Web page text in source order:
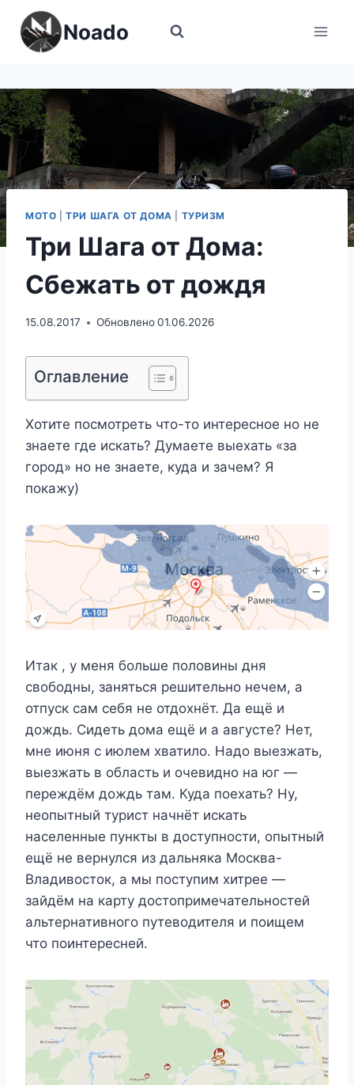
Перейти
содержимому
Noado
МОТО |ТРИ ШАГА ОТ ДОМА ТУРИЗМ
Три Шага от Дома:
Сбежать от дождя
15.08.2017 Обновлено01.06.2026
Оглавление
Хотите посмотреть что-то интересное но не
знаете где искать? Думаете выехать «за
город» но не знаете, куда и зачем? Я
покажу)
Итак , у меня больше половины дня
свободны, заняться решительно нечем, а
отпуск сам себя не отдохнёт. Да ещё и
дождь. Сидеть дома ещё и а августе? Нет,
мне июня с июлем хватило. Надо выезжать,
выезжать в область и очевидно на юг —
переждём дождь там. Куда поехать? Ну,
неопытный турист начнёт искать
населенные пункты в доступности, опытный
ещё не вернулся из дальняка Москва-
Владивосток, а мы поступим хитрее —
зайдём на карту достопримечательностей
альтернативного путеводителя и поищем
что поинтересней.